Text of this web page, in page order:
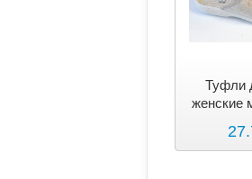
Туфли
женские